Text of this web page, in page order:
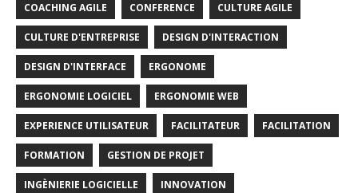
COACHING AGILE CONFERENCE CULTURE AGILE
CULTURE D'ENTREPRISE DESIGN D'INTERACTION
DESIGN D'INTERFACE ERGONOME
ERGONOMIE LOGICIEL ERGONOMIE WEB
EXPERIENCE UTILISATEUR FACILITATEUR FACILITATION
FORMATION GESTION DE PROJET
INGÈNIERIE LOGICIELLE INNOVATION